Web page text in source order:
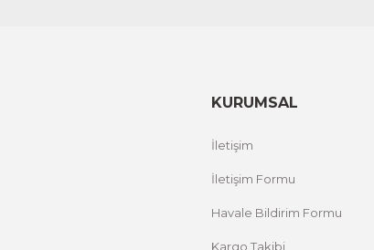
KURUMSAL
İletişim
İletişim Formu
Havale Bildirim Formu
Kargo Takibi